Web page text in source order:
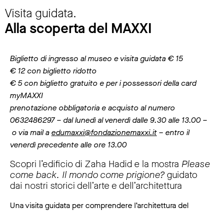
Visita guidata.
Alla scoperta del MAXXI
Biglietto di ingresso al museo e visita guidata € 15
€ 12 con biglietto ridotto
€ 5 con biglietto gratuito e per i possessori della card
myMAXXI
prenotazione obbligatoria e acquisto al numero
0632486297 – dal lunedì al venerdì dalle 9.30 alle 13.00 –
o via mail aedumaxxi@fondazionemaxxi.it– entro il
venerdì precedente alle ore 13.00
Scopri l’edificio di Zaha Hadid e la mostra Please
come back. Il mondo come prigione? guidato
dai nostri storici dell’arte e dell’architettura
Una visita guidata per comprendere l’architettura del